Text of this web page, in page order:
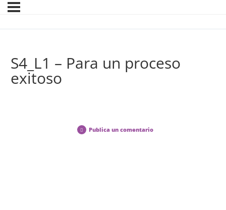
S4_L1 – Para un proceso
exitoso
Publica un comentario